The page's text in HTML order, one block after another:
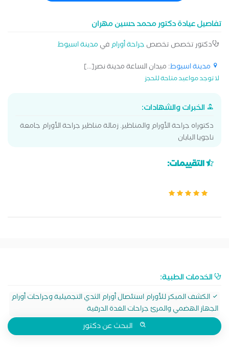
تفاصيل عيادة دكتور محمد حسين مهران
دكتور تخصص تخصص جراحة أورامفي مدينة اسيوط
مدينة اسيوط: ميدان الساعة مدينة نصر[...]
لا توجد مواعيد متاحة للحجز
الخبرات والشهادات:
دكتوراه جراحة الأورام والمناظير. زمالة مناظير جراحة الأورام جامعة
ناجويا اليابان
التقييمات:
الخدمات الطبية:
الكشف المبكر للأورام استئصال أورام الثدي التجميلية وجراحات أورام
الجهاز الهضمي والمرئ جراحات الغدة الدرقية
البحث عن دكتور